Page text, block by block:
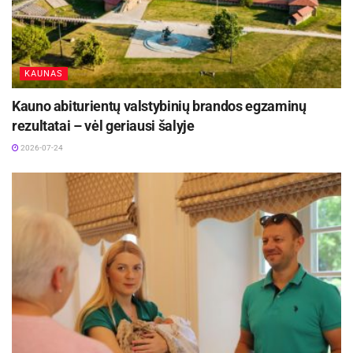
Specialisto teigimu, trečiasis modelis – tradicinė
šeima, kurioje darbai skirstomi į vyriškus ir
moteriškus. Tokių šeimų daugiausia kaime.
Aktualios naujienos
DHL perka „Venipak“ grupę: stiprins pozicijas
Baltijos šalyse
2026-07-28
Europos Sąjungos sankcijos „Mere“ tinklo
savininkams: ekonominio saugumo ir solidarumo
su Ukraina užtikrinimas
2026-07-25
Statistika rodo, kad dažniausiai pagalbos prašo
KAUNAS
Kauno abiturientų valstybinių brandos egzaminų
rezultatai – vėl geriausi šalyje
2026-07-24